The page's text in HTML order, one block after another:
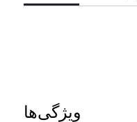
ویژگی‌ها